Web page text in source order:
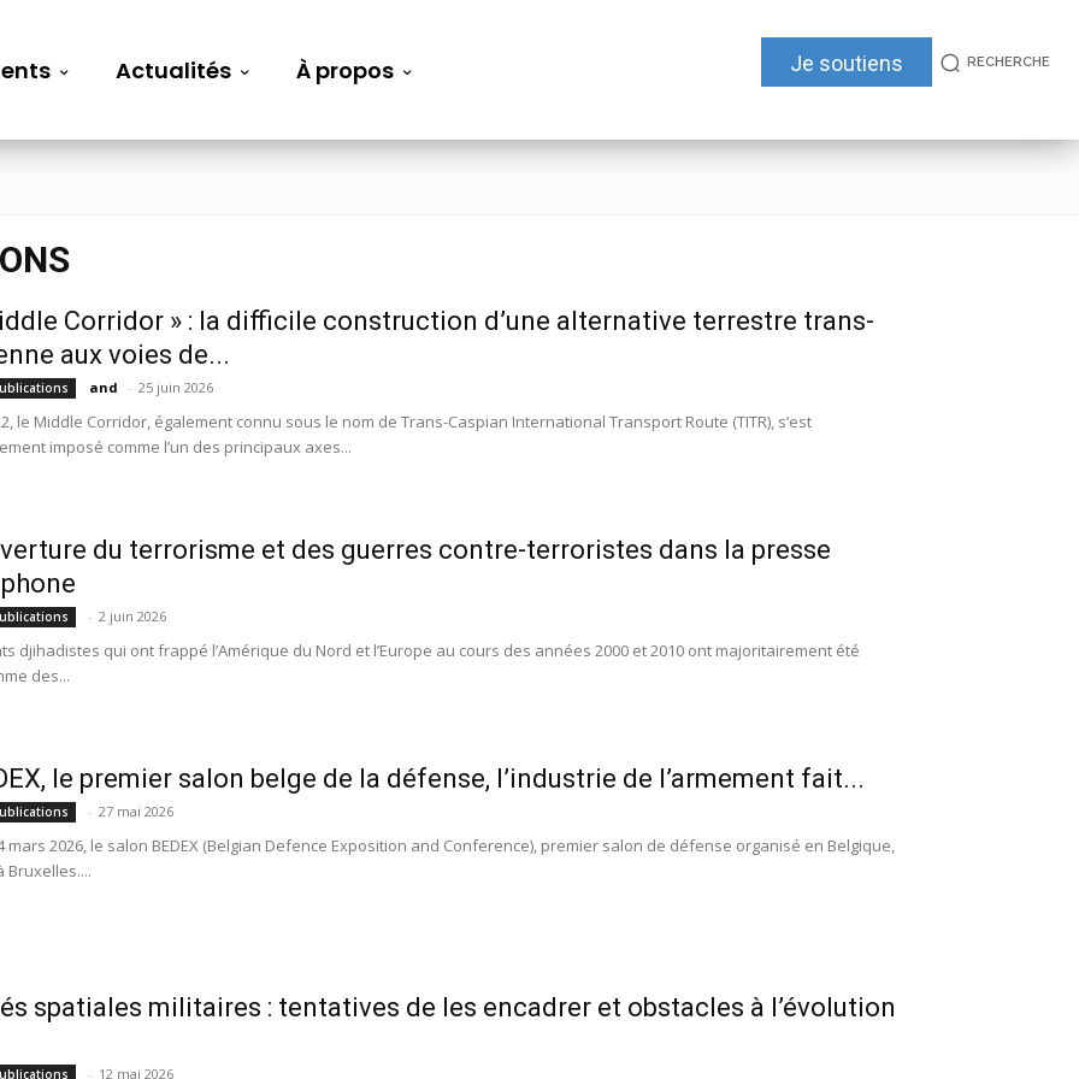
Actualités À propos Je soutiens RECHERCHE
Corridor » : la difficile construction d’une alternative terrestre trans-
aux voies de...
and - 25 juin 2026
le Middle Corridor, également connu sous le nom de Trans-Caspian International Transport Route (TITR), s’est
imposé comme l’un des principaux axes...
du terrorisme et des guerres contre-terroristes dans la presse
- 2 juin 2026
djihadistes qui ont frappé l’Amérique du Nord et l’Europe au cours des années 2000 et 2010 ont majoritairement été
des...
le premier salon belge de la défense, l’industrie de l’armement fait...
- 27 mai 2026
mars 2026, le salon BEDEX (Belgian Defence Exposition and Conference), premier salon de défense organisé en Belgique,
Bruxelles....
spatiales militaires : tentatives de les encadrer et obstacles à l’évolution
- 12 mai 2026